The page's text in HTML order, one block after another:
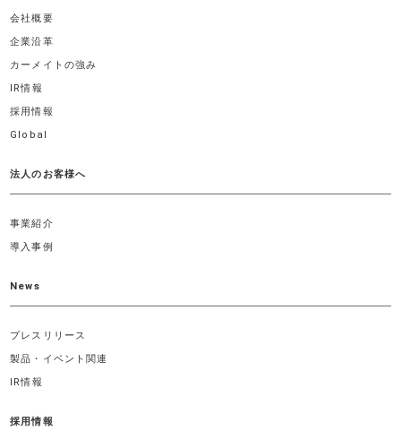
会社概要
企業沿革
カーメイトの強み
IR情報
採用情報
Global
法人のお客様へ
事業紹介
導入事例
News
プレスリリース
製品・イベント関連
IR情報
採用情報